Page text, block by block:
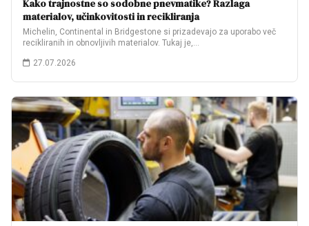
Kako trajnostne so sodobne pnevmatike? Razlaga
materialov, učinkovitosti in recikliranja
Michelin, Continental in Bridgestone si prizadevajo za uporabo več
recikliranih in obnovljivih materialov. Tukaj je,…
27.07.2026